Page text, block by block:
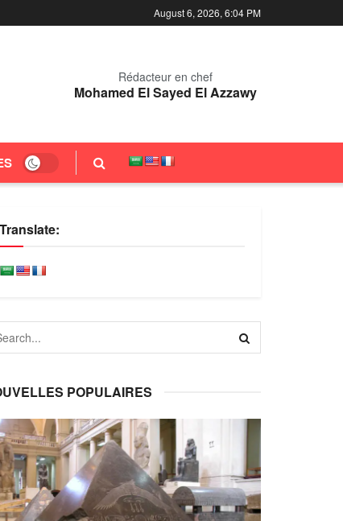
August 6, 2026, 6:04 PM
Rédacteur en chef
Mohamed El Sayed El Azzawy
Translate:
POPULAIRES